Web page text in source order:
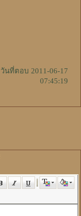
วันที่ตอบ 2011-06-17
07:45:19